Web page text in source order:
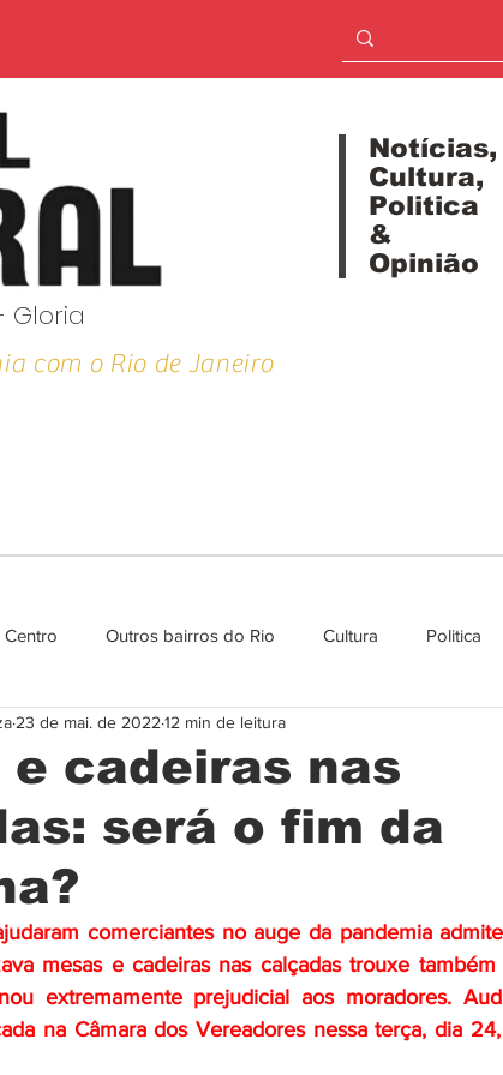
Gloria
Notícias,
Cultura,
Politica
&
Opinião
com o Rio de Janeiro
Centro Outros bairros do Rio Cultura Politica
cultural
e cadeiras nas
será o fim da
23 de mai. de 2022 12 min de leitura
comerciantes no auge da pandemia
mesas e cadeiras nas calçadas trouxe também
extremamente prejudicial aos moradores.
na Câmara dos Vereadores nessa terça, dia